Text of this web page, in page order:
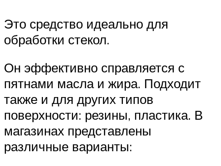
Это средство идеально для
обработки стекол.
Он эффективно справляется с
пятнами масла и жира. Подходит
также и для других типов
поверхности: резины, пластика. В
магазинах представлены
различные варианты: